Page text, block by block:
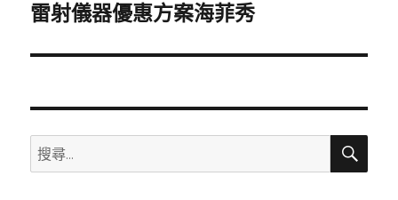
一
文
雷射儀器優惠方案海菲秀
搜
尋
搜